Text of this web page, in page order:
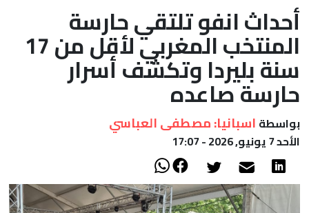
الصحراء
أحداث انفو تلتقي حارسة
المنتخب المغربي لأقل من 17
سنة بليردا وتكشف أسرار
حارسة صاعده
بواسطة اسبانيا: مصطفى العباسي
الأحد 7 يونيو, 2026 - 17:07